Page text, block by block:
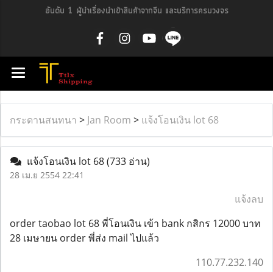
อันดับ 1 ผู้นำเรื่องนำเข้าสินค้าจากจีน และบริการครบวงจร
กระดานสนทนา > Jan Room > แจ้งโอนเงิน lot 68
แจ้งโอนเงิน lot 68(733 อ่าน)
28 เม.ย 2554 22:41
แจ้งลบ
order taobao lot 68 พี่โอนเงิน เข้า bank กสิกร 12000 บาท
28 เมษายน order พี่ส่ง mail ไปแล้ว
110.77.232.140